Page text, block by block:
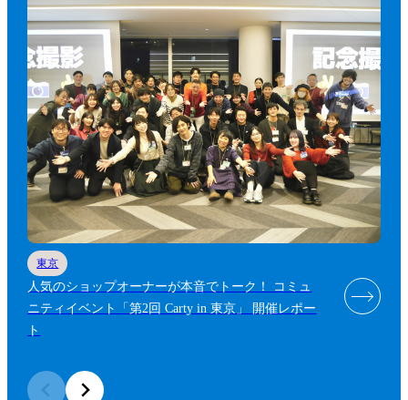
東京
人気のショップオーナーが本音でトーク！ コミュ
ニティイベント「第2回 Carty in 東京」 開催レポー
ト